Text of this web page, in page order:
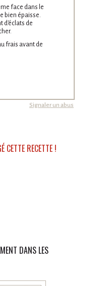
face dans le
bien épaisse.
d'éclats de
frais avant de
Signaler un abus
CETTE RECETTE !
DANS LES